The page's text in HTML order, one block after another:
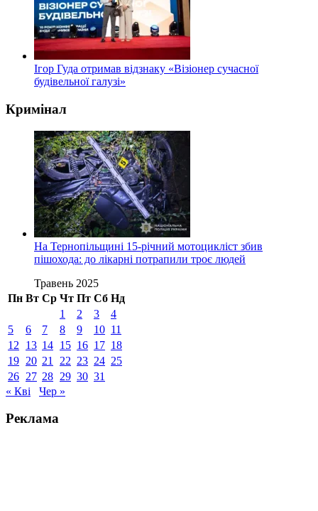
Ігор Гуда отримав відзнаку «Візіонер сучасної
будівельної галузі»
Кримінал
На Тернопільщині 15-річний мотоцикліст збив
пішохода: до лікарні потрапили троє людей
Травень 2025
Пн Вт Ср Чт Пт Сб Нд
1
2 3
4
5
6 7 8 9 10 11
12
13 14 15 16 17 18
19 20 21 22 23 24 25
26 27 28 29 30 31
« Кві
Чер »
Реклама